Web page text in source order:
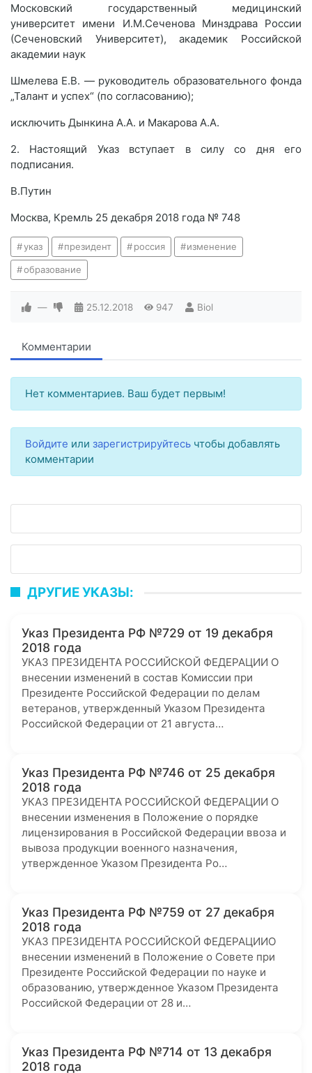
Московский государственный медицинский
университет имени И.М.Сеченова Минздрава России
(Сеченовский Университет), академик Российской
академии наук
Шмелева Е.В. — руководитель образовательного фонда
„Талант и успех“ (по согласованию);
исключить Дынкина А.А. и Макарова А.А.
2. Настоящий Указ вступает в силу со дня его
подписания.
В.Путин
Москва, Кремль 25 декабря 2018 года № 748
указ президент россия изменение
образование
— 25.12.2018 947 Biol
Комментарии
Нет комментариев. Ваш будет первым!
Войдите или зарегистрируйтесь чтобы добавлять
комментарии
ДРУГИЕ УКАЗЫ:
Указ Президента РФ №729 от 19 декабря
2018 года
УКАЗ ПРЕЗИДЕНТА РОССИЙСКОЙ ФЕДЕРАЦИИ О
внесении изменений в состав Комиссии при
Президенте Российской Федерации по делам
ветеранов, утвержденный Указом Президента
Российской Федерации от 21 августа…
Указ Президента РФ №746 от 25 декабря
2018 года
УКАЗ ПРЕЗИДЕНТА РОССИЙСКОЙ ФЕДЕРАЦИИ О
внесении изменения в Положение о порядке
лицензирования в Российской Федерации ввоза и
вывоза продукции военного назначения,
утвержденное Указом Президента Ро…
Указ Президента РФ №759 от 27 декабря
2018 года
УКАЗ ПРЕЗИДЕНТА РОССИЙСКОЙ ФЕДЕРАЦИИО
внесении изменений в Положение о Совете при
Президенте Российской Федерации по науке и
образованию, утвержденное Указом Президента
Российской Федерации от 28 и…
Указ Президента РФ №714 от 13 декабря
2018 года